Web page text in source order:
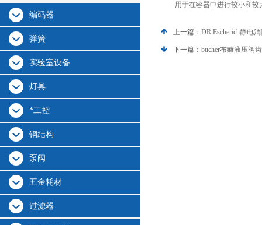
编码器
弹簧
实验室设备
灯具
*工控
钢结构
泵阀
五金耗材
过滤器
用于在容器中进行较小和较大
上一篇： DR.Escherich静电
下一篇： bucher布赫液压阀